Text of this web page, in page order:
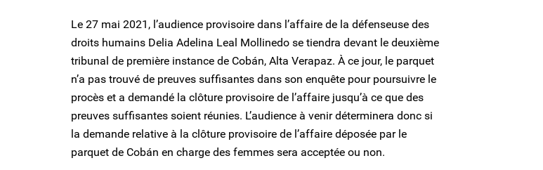
Le 27 mai 2021, l’audience provisoire dans l’affaire de la défenseuse des
droits humains Delia Adelina Leal Mollinedo se tiendra devant le deuxième
tribunal de première instance de Cobán, Alta Verapaz. À ce jour, le parquet
n’a pas trouvé de preuves suffisantes dans son enquête pour poursuivre le
procès et a demandé la clôture provisoire de l’affaire jusqu’à ce que des
preuves suffisantes soient réunies. L’audience à venir déterminera donc si
la demande relative à la clôture provisoire de l’affaire déposée par le
parquet de Cobán en charge des femmes sera acceptée ou non.